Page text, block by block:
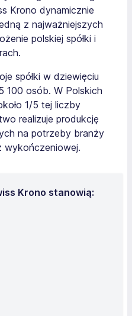
Krono dynamicznie
z najważniejszych
polskiej spółki i
spółki w dziewięciu
100 osób. W Polskich
1/5 tej liczby
realizuje produkcję
na potrzeby branży
wykończeniowej.
Krono stanowią: